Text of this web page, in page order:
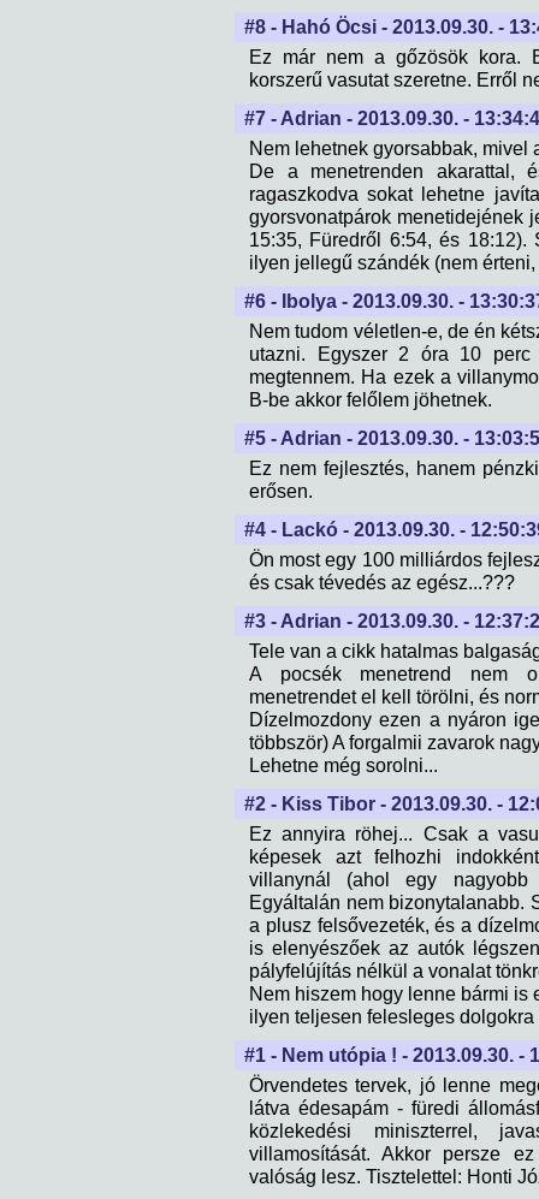
#8 - Hahó Öcsi - 2013.09.30. -
Ez már nem a gőzösök kora.
korszerű vasutat szeretne. Erről
#7 - Adrian - 2013.09.30. -
Nem lehetnek gyorsabbak, mivel
De a menetrenden akarattal,
ragaszkodva sokat lehetne
gyorsvonatpárok menetidejének
15:35, Füredről 6:54, és
ilyen jellegű szándék (nem érteni,
#6 - Ibolya - 2013.09.30. -
Nem tudom véletlen-e, de én
utazni. Egyszer 2 óra 10
megtennem. Ha ezek a
B-be akkor felőlem jöhetnek.
#5 - Adrian - 2013.09.30. -
Ez nem fejlesztés, hanem
erősen.
#4 - Lackó - 2013.09.30. -
Ön most egy 100 milliárdos
és csak tévedés az egész...???
#3 - Adrian - 2013.09.30. -
Tele van a cikk hatalmas
A pocsék menetrend nem
menetrendet el kell törölni, és
Dízelmozdony ezen a nyáron
többször) A forgalmii zavarok
Lehetne még sorolni...
#2 - Kiss Tibor - 2013.09.30. -
Ez annyira röhej... Csak a
képesek azt felhozhi
villanynál (ahol egy
Egyáltalán nem bizonytalanabb.
a plusz felsővezeték, és a
is elenyészőek az autók
pályfelújítás nélkül a vonalat
Nem hiszem hogy lenne bármi is
ilyen teljesen felesleges
#1 - Nem utópia ! - 2013.09.30. -
Örvendetes tervek, jó lenne
látva édesapám - füredi
közlekedési miniszterrel,
villamosítását. Akkor persze
valóság lesz. Tisztelettel: Honti